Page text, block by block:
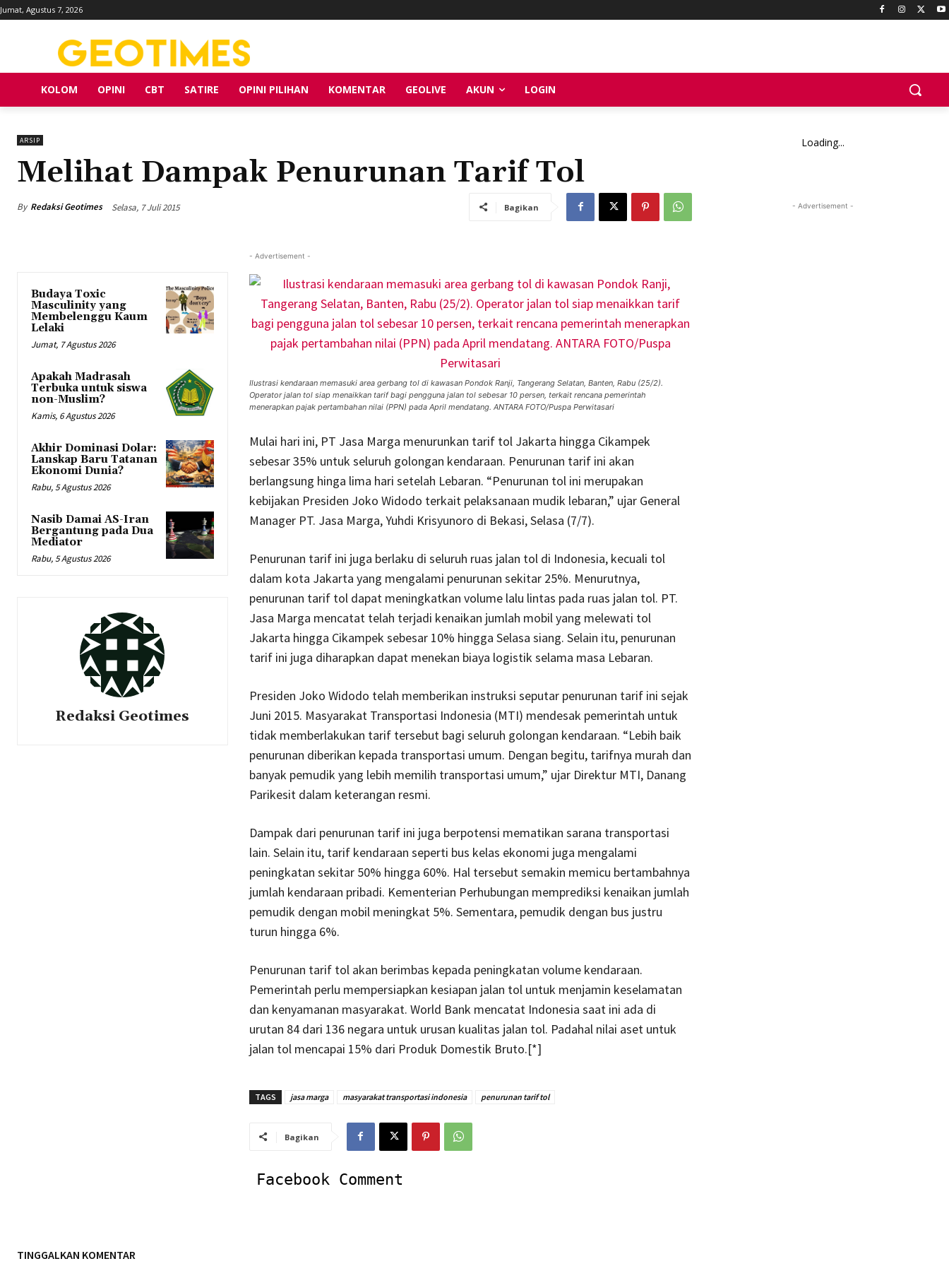
Jumat, Agustus 7, 2026
KOLOM OPINI CBT SATIRE OPINI PILIHAN KOMENTAR GEOLIVE AKUN LOGIN
ARSIP
Melihat Dampak Penurunan Tarif Tol
By Redaksi Geotimes Selasa, 7 Juli 2015 Bagikan
Budaya Toxic
Masculinity yang
Membelenggu Kaum
Lelaki
Jumat, 7 Agustus 2026
Apakah Madrasah
Terbuka untuk siswa
non-Muslim?
Kamis, 6 Agustus 2026
Akhir Dominasi Dolar:
Lanskap Baru Tatanan
Ekonomi Dunia?
Rabu, 5 Agustus 2026
Nasib Damai AS-Iran
Bergantung pada Dua
Mediator
Rabu, 5 Agustus 2026
Redaksi Geotimes
- Advertisement -
Ilustrasi kendaraan memasuki area gerbang tol di kawasan Pondok Ranji, Tangerang Selatan, Banten, Rabu (25/2).
Operator jalan tol siap menaikkan tarif bagi pengguna jalan tol sebesar 10 persen, terkait rencana pemerintah
menerapkan pajak pertambahan nilai (PPN) pada April mendatang. ANTARA FOTO/Puspa Perwitasari
Mulai hari ini, PT Jasa Marga menurunkan tarif tol Jakarta hingga Cikampek
sebesar 35% untuk seluruh golongan kendaraan. Penurunan tarif ini akan
berlangsung hinga lima hari setelah Lebaran. “Penurunan tol ini merupakan
kebijakan Presiden Joko Widodo terkait pelaksanaan mudik lebaran,” ujar General
Manager PT. Jasa Marga, Yuhdi Krisyunoro di Bekasi, Selasa (7/7).
Penurunan tarif ini juga berlaku di seluruh ruas jalan tol di Indonesia, kecuali tol
dalam kota Jakarta yang mengalami penurunan sekitar 25%. Menurutnya,
penurunan tarif tol dapat meningkatkan volume lalu lintas pada ruas jalan tol. PT.
Jasa Marga mencatat telah terjadi kenaikan jumlah mobil yang melewati tol
Jakarta hingga Cikampek sebesar 10% hingga Selasa siang. Selain itu, penurunan
tarif ini juga diharapkan dapat menekan biaya logistik selama masa Lebaran.
Presiden Joko Widodo telah memberikan instruksi seputar penurunan tarif ini sejak
Juni 2015. Masyarakat Transportasi Indonesia (MTI) mendesak pemerintah untuk
tidak memberlakukan tarif tersebut bagi seluruh golongan kendaraan. “Lebih baik
penurunan diberikan kepada transportasi umum. Dengan begitu, tarifnya murah dan
banyak pemudik yang lebih memilih transportasi umum,” ujar Direktur MTI, Danang
Parikesit dalam keterangan resmi.
Dampak dari penurunan tarif ini juga berpotensi mematikan sarana transportasi
lain. Selain itu, tarif kendaraan seperti bus kelas ekonomi juga mengalami
peningkatan sekitar 50% hingga 60%. Hal tersebut semakin memicu bertambahnya
jumlah kendaraan pribadi. Kementerian Perhubungan memprediksi kenaikan jumlah
pemudik dengan mobil meningkat 5%. Sementara, pemudik dengan bus justru
turun hingga 6%.
Penurunan tarif tol akan berimbas kepada peningkatan volume kendaraan.
Pemerintah perlu mempersiapkan kesiapan jalan tol untuk menjamin keselamatan
dan kenyamanan masyarakat. World Bank mencatat Indonesia saat ini ada di
urutan 84 dari 136 negara untuk urusan kualitas jalan tol. Padahal nilai aset untuk
jalan tol mencapai 15% dari Produk Domestik Bruto.[*]
TAGS jasa marga masyarakat transportasi indonesia penurunan tarif tol
Bagikan
Facebook Comment
TINGGALKAN KOMENTAR
Loading...
- Advertisement -